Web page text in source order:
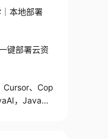
本地部署
键部署云资
Cursor、Cop
，Java开